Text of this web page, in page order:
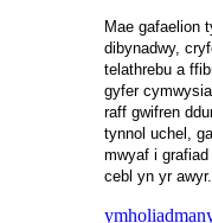
Mae gafaelion
dibynadwy,
telathrebu a
gyfer
raff gwifren
tynnol uchel,
mwyaf i
cebl yn yr awyr.
ymholiad